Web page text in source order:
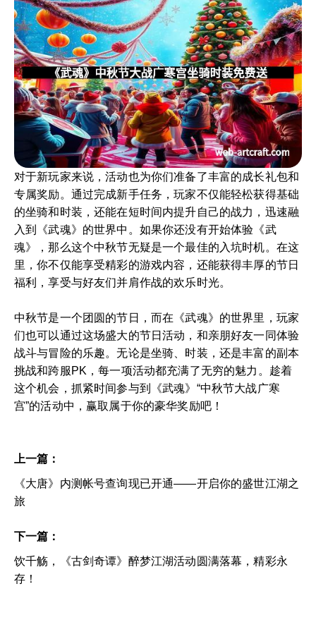
对于新玩家来说，活动也为你们准备了丰富的成长礼包和
专属奖励。通过完成新手任务，玩家不仅能轻松获得基础
的坐骑和时装，还能在短时间内提升自己的战力，迅速融
入到《武魂》的世界中。如果你还没有开始体验《武
魂》，那么这个中秋节无疑是一个最佳的入坑时机。在这
里，你不仅能享受精彩的游戏内容，还能获得丰厚的节日
福利，享受与好友们并肩作战的欢乐时光。
中秋节是一个团圆的节日，而在《武魂》的世界里，玩家
们也可以通过这场盛大的节日活动，和亲朋好友一同体验
战斗与冒险的乐趣。无论是坐骑、时装，还是丰富的副本
挑战和跨服PK，每一项活动都充满了无穷的魅力。趁着
这个机会，抓紧时间参与到《武魂》“中秋节大战广寒
宫”的活动中，赢取属于你的豪华奖励吧！
上一篇：
《大唐》内测帐号查询现已开通——开启你的盛世江湖之
旅
下一篇：
饮千觞，《古剑奇谭》醉梦江湖活动圆满落幕，精彩永
存！